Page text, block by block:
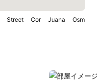
Cor Juana Osm